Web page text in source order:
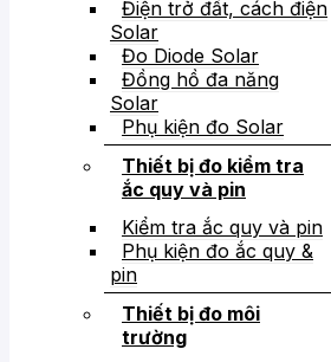
Điện trở đất, cách điện
Solar
Đo Diode Solar
Đồng hồ đa năng
Solar
Phụ kiện đo Solar
Thiết bị đo kiểm tra
ắc quy và pin
Kiểm tra ắc quy và pin
Phụ kiện đo ắc quy &
pin
Thiết bị đo môi
trường